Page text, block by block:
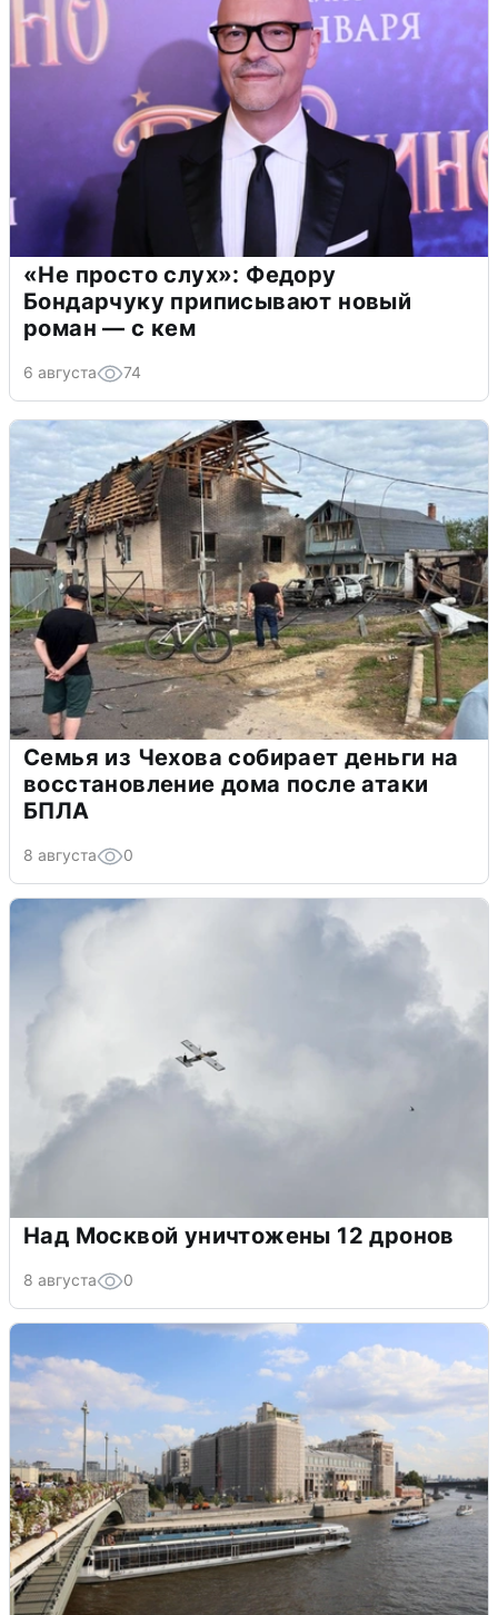
«Не просто слух»: Федору
Бондарчуку приписывают новый
роман — с кем
6 августа 74
Семья из Чехова собирает деньги на
восстановление дома после атаки
БПЛА
8 августа 0
Над Москвой уничтожены 12 дронов
8 августа 0